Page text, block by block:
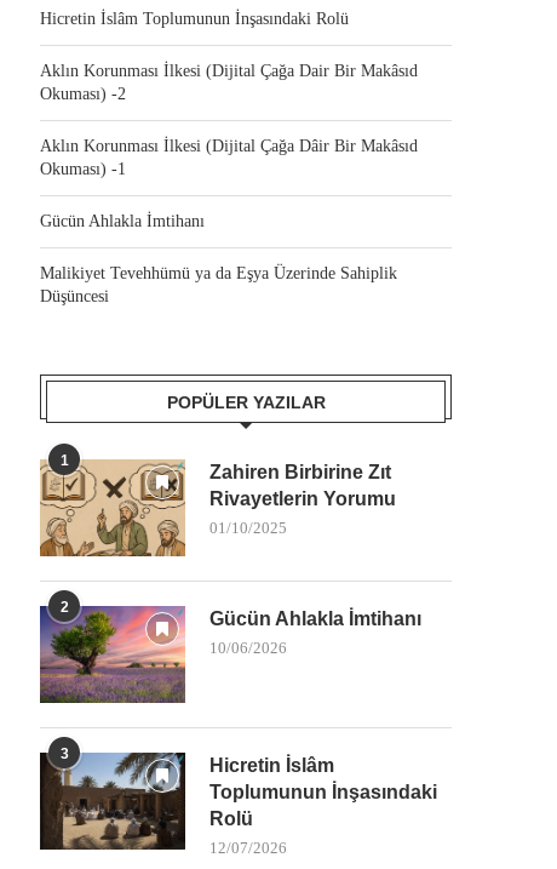
Hicretin İslâm Toplumunun İnşasındaki Rolü
Aklın Korunması İlkesi (Dijital Çağa Dair Bir Makâsıd
Okuması) -2
Aklın Korunması İlkesi (Dijital Çağa Dâir Bir Makâsıd
Okuması) -1
Gücün Ahlakla İmtihanı
Malikiyet Tevehhümü ya da Eşya Üzerinde Sahiplik
Düşüncesi
POPÜLER YAZILAR
1
Zahiren Birbirine Zıt
Rivayetlerin Yorumu
01/10/2025
2
Gücün Ahlakla İmtihanı
10/06/2026
3
Hicretin İslâm
Toplumunun İnşasındaki
Rolü
12/07/2026